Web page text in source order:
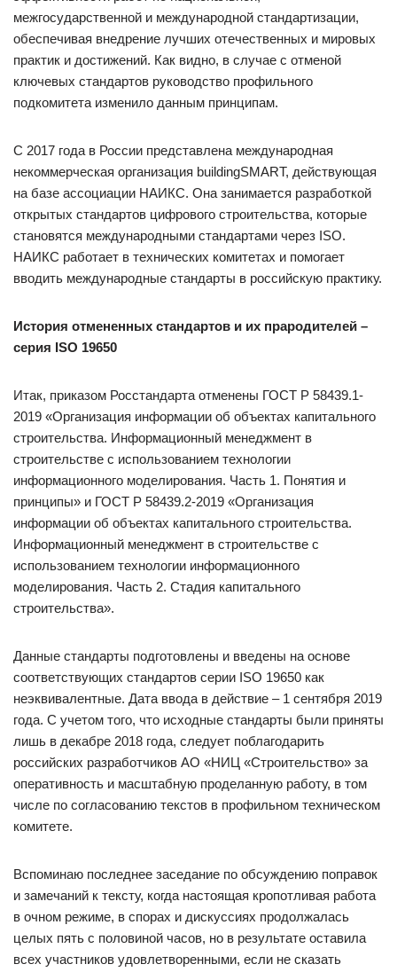
межгосударственной и международной стандартизации,
обеспечивая внедрение лучших отечественных и мировых
практик и достижений. Как видно, в случае с отменой
ключевых стандартов руководство профильного
подкомитета изменило данным принципам.
С 2017 года в России представлена международная
некоммерческая организация buildingSMART, действующая
на базе ассоциации НАИКС. Она занимается разработкой
открытых стандартов цифрового строительства, которые
становятся международными стандартами через ISO.
НАИКС работает в технических комитетах и помогает
вводить международные стандарты в российскую практику.
История отмененных стандартов и их прародителей –
серия ISO 19650
Итак, приказом Росстандарта отменены ГОСТ Р 58439.1-
2019 «Организация информации об объектах капитального
строительства. Информационный менеджмент в
строительстве с использованием технологии
информационного моделирования. Часть 1. Понятия и
принципы» и ГОСТ Р 58439.2-2019 «Организация
информации об объектах капитального строительства.
Информационный менеджмент в строительстве с
использованием технологии информационного
моделирования. Часть 2. Стадия капитального
строительства».
Данные стандарты подготовлены и введены на основе
соответствующих стандартов серии ISO 19650 как
неэквивалентные. Дата ввода в действие – 1 сентября 2019
года. С учетом того, что исходные стандарты были приняты
лишь в декабре 2018 года, следует поблагодарить
российских разработчиков АО «НИЦ «Строительство» за
оперативность и масштабную проделанную работу, в том
числе по согласованию текстов в профильном техническом
комитете.
Вспоминаю последнее заседание по обсуждению поправок
и замечаний к тексту, когда настоящая кропотливая работа
в очном режиме, в спорах и дискуссиях продолжалась
целых пять с половиной часов, но в результате оставила
всех участников удовлетворенными, если не сказать